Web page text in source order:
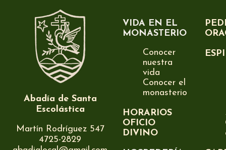
Abadía de Santa
Escolástica
Martín Rodríguez 547
4725-2829
VIDA EN EL
MONASTERIO
Conocer
nuestra
vida
Conocer el
monasterio
HORARIOS
OFICIO
DIVINO